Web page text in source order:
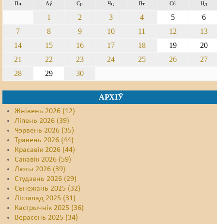
Пн Аў Ср Чц Пт Сб Нд
1 2 3 4 5
6
7
8 9 10 11 12
13
14
15 16 17 18 19
20
21
22 23 24 25 26
27
28
29 30
АРХІЎ
Жнівень 2026 (12)
Ліпень 2026 (39)
Чэрвень 2026 (35)
Травень 2026 (44)
Красавік 2026 (44)
Сакавік 2026 (59)
Люты 2026 (39)
Студзень 2026 (29)
Сьнежань 2025 (32)
Лістапад 2025 (31)
Кастрычнік 2025 (36)
Верасень 2025 (34)
Сьмяротнае пакараньне
Правы працоўных
Сацыяльныя правы